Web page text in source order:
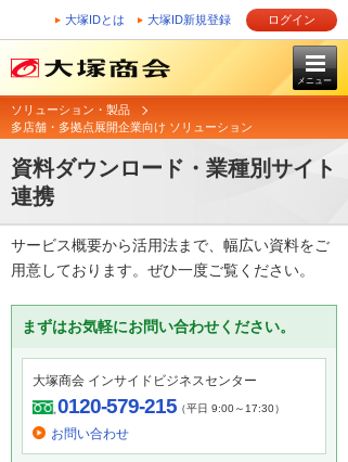
大塚IDとは 大塚ID新規登録 ログイン
メニュー
ソリューション・製品
多店舗・多拠点展開企業向け ソリューション
資料ダウンロード・業種別サイト
連携
サービス概要から活用法まで、幅広い資料をご
用意しております。ぜひ一度ご覧ください。
まずはお気軽にお問い合わせください。
大塚商会 インサイドビジネスセンター
0120-579-215（平日 9:00～17:30）
お問い合わせ